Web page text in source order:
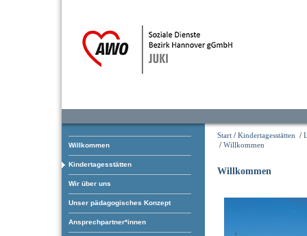
Willkommen
Kindertagesstätten
Wir über uns
Unser pädagogisches Konzept
Ansprechpartner*innen
Start / Kindertagesstätten /
/ Willkommen
Willkommen